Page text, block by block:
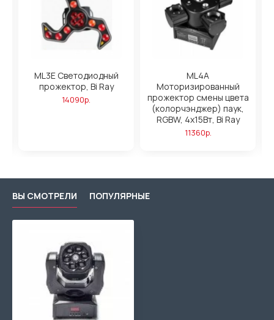
ML3E Светодиодный
прожектор, Bi Ray
14090р.
ML4A
Моторизированный
прожектор смены цвета
(колорчэнджер) паук,
RGBW, 4х15Вт, Bi Ray
11360р.
ВЫ СМОТРЕЛИ ПОПУЛЯРНЫЕ